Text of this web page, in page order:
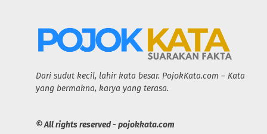
Dari sudut kecil, lahir kata besar. PojokKata.com – Kata
yang bermakna, karya yang terasa.
© All rights reserved - pojokkata.com